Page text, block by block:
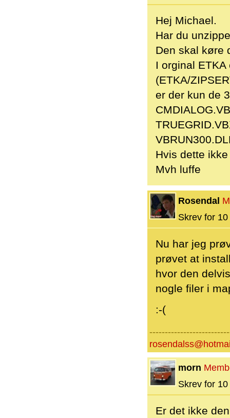
Hej Michael.
Har du
Den skal køre
I orginal ETKA
(ETKA/
er der kun de
Hvis dette
Mvh luffe
Rosendal
Skrev for
Nu har jeg
prøvet at
hvor den
nogle filer i
:-(
morn
Skrev for
Er det ikke